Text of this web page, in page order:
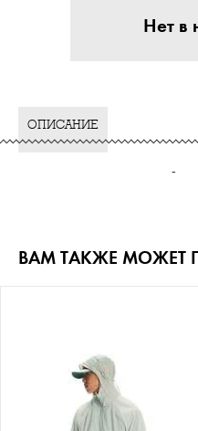
Нет в
ОПИСАНИЕ
-
ВАМ ТАКЖЕ МОЖЕТ